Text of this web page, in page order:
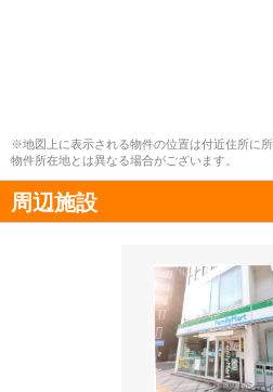
※地図上に表示される物件の位置は付近住所に
物件所在地とは異なる場合がございます。
周辺施設